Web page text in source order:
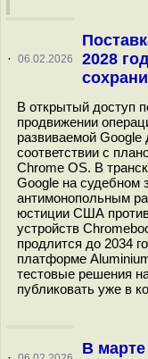
· 06.02.2026
2028
В открытый доступ
продвижении
развиваемой
соответствии с
Chrome OS. В
Google на судебном
антимонопольным
юстиции США
устройств
продлится до 2034
платформе
тестовые решения
публиковать уже в
В